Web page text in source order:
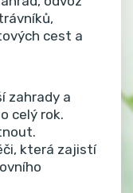
cest a
zahrady a
celý rok.
která zajistí